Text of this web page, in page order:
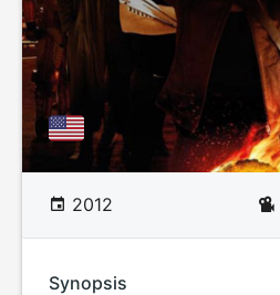
2012
Synopsis